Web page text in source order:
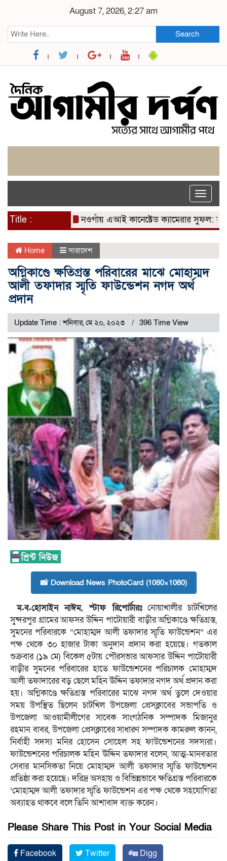
August 7, 2026, 2:27 am
Search
Toggle
Title :
নওগাঁয় এআই কানেক্টেড ক্যামেরার সুফল: যশোরে
Home সারাদেশ
অগ্নিকাণ্ডে ক্ষতিগ্রস্ত পরিবারের মাঝে মোহাম্মদ
আলী তফাদার স্মৃতি ফাউন্ডেশন নগদ অর্থ
প্রদান
Update Time : শনিবার, মে ২০, ২০২৩ 396 Time View
📸 Download News PhotoCard (1080×1080)
ম.ব.হোসাইন নাঈম, স্টাফ রিপোর্টারঃনোয়াখালীর চাটখিলের
সুন্দরপুর গ্রামের আফসর উদ্দিন পাটোয়ারী বাড়ীর অগ্নিকাণ্ডে ক্ষতিগ্রস্ত,
সুমনের পরিবারকে “মোহাম্মদ আলী তফাদার স্মৃতি ফাউন্ডেশন” এর
পক্ষ থেকে ৩০ হাজার টাকা অনুদান প্রদান করা হয়েছে। গতকাল
শুক্রবার (১৯ মে) বিকেল ৫টায় পৌরসভার আফসার উদ্দিন পাটোয়ারী
বাড়ীর সুমনের পরিবারের হাতে ফাউন্ডেশনের পরিচালক মোহাম্মদ
আলী তফাদারের বড় ছেলে মহিন ঊদ্দিন তফাদার নগদ অর্থ প্রদান করা
হয়। অগ্নিকাণ্ডে ক্ষতিগ্রস্ত পরিবারের মাঝে নগদ অর্থ তুলে দেওয়ার
সময় উপস্থিত ছিলেন চাটখিল উপজেলা প্রেসক্লাবের সভাপতি ও
উপজেলা আওয়ামীলীগের সাবেক সাংগঠনিক সম্পাদক মিজানুর
রহমান বাবর, উপজেলা প্রেসক্লাবের সাধারণ সম্পাদক কামরুল কানন,
নির্বাহী সদস্য মনির হোসেন সোহেল সহ ফাউন্ডেশনের সদস্যরা।
ফাউন্ডেশনের পরিচালক মহিন ঊদ্দিন তফাদার বলেন, আত্ম-মানবতার
সেবার মানসিকতা নিয়ে মোহাম্মদ আলী তফাদার স্মৃতি ফাউন্ডেশন
প্রতিষ্ঠা করা হয়েছে। দরিদ্র অসহায় ও বিভিন্নভাবে ক্ষতিগ্রস্ত পরিবারকে
‘মোহাম্মদ আলী তফাদার স্মৃতি ফাউন্ডেশন এর পক্ষ থেকে সহযোগিতা
অব্যাহত থাকবে বলে তিনি আশাবাদ ব্যক্ত করেন।
Please Share This Post in Your Social Media
Facebook Twitter
Digg